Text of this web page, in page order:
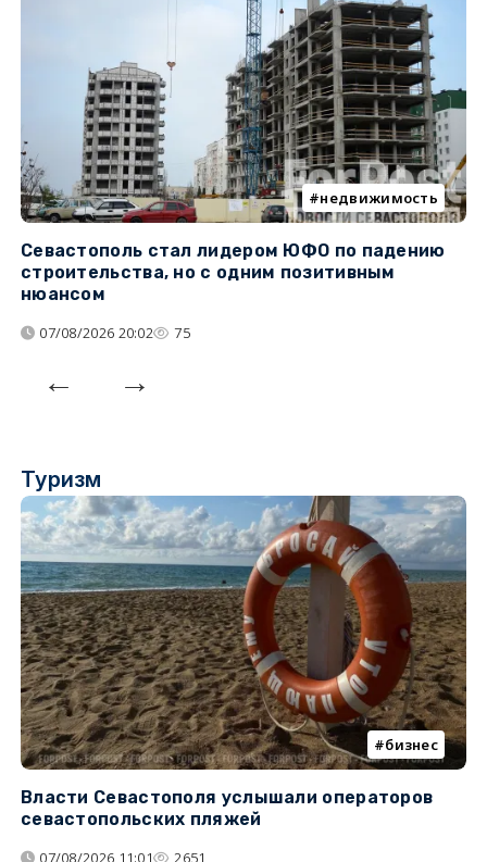
недвижимость
Севастополь стал лидером ЮФО по падению
строительства, но с одним позитивным
нюансом
07/08/2026 20:02 75
Туризм
бизнес
Власти Севастополя услышали операторов
севастопольских пляжей
07/08/2026 11:01 2651